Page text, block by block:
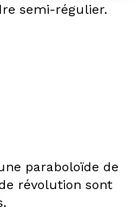
semi-régulier.
paraboloïde de
révolution sont